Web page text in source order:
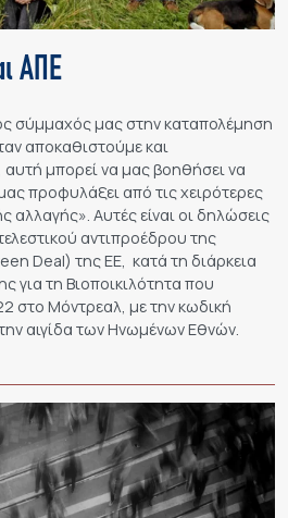
ΑΠΕ
σύμμαχός μας στην καταπολέμηση
αποκαθιστούμε και
μπορεί να μας βοηθήσει να
προφυλάξει από τις χειρότερες
αλλαγής». Αυτές είναι οι δηλώσεις
αντιπροέδρου της
Deal) της ΕΕ, κατά τη διάρκεια
για τη Βιοποικιλότητα που
στο Μόντρεαλ, με την κωδική
αιγίδα των Ηνωμένων Εθνών.